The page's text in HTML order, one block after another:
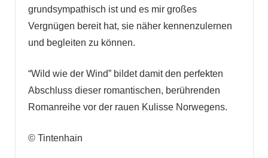
grundsympathisch ist und es mir großes
Vergnügen bereit hat, sie näher kennenzulernen
und begleiten zu können.
“Wild wie der Wind” bildet damit den perfekten
Abschluss dieser romantischen, berührenden
Romanreihe vor der rauen Kulisse Norwegens.
© Tintenhain